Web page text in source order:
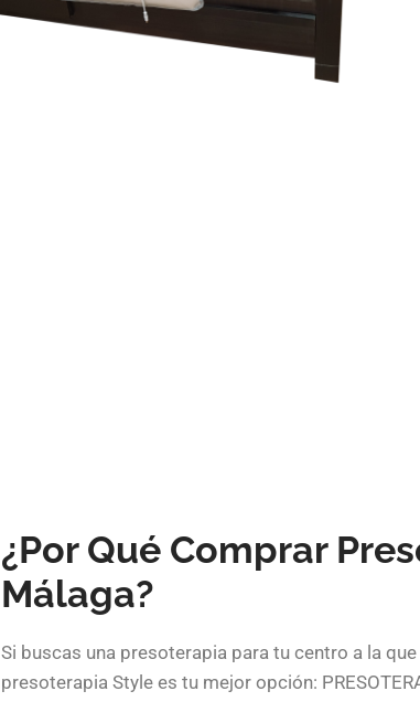
¿Por Qué Comprar
Málaga?
Si buscas una presoterapia para tu centro a la
presoterapia Style es tu mejor opción: